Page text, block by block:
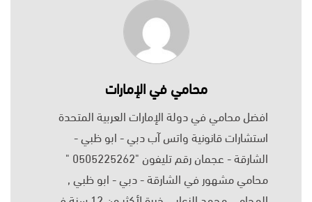
محامي في الإمارات
افضل محامي في دولة الإمارات العربية المتحدة
استشارات قانونية واتس آب دبي - ابو ظبي -
الشارقة - عجمان رقم تليفون "0505225262 "
محامي مشهور في الشارقة - دبي - ابو ظبي ,